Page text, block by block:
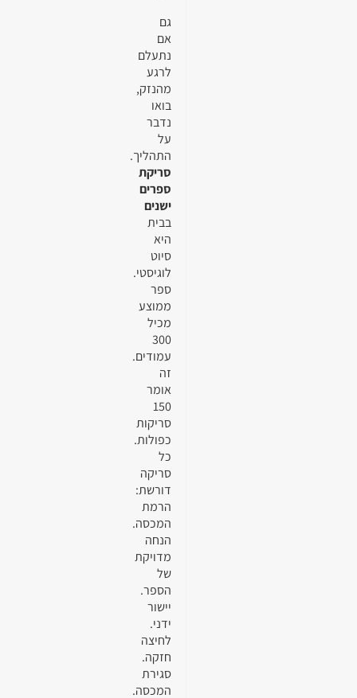
גם
אם
נתעלם
לרגע
מהנזק,
בואו
נדבר
על
התהליך.
סריקת
ספרים
ישנים
בבית
היא
סיוט
לוגיסטי.
ספר
ממוצע
מכיל
300
עמודים.
זה
אומר
150
סריקות
כפולות.
כל
סריקה
דורשת:
הרמת
המכסה.
הנחה
מדויקת
של
הספר.
יישור
ידני.
לחיצה
חזקה.
סגירת
המכסה.